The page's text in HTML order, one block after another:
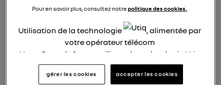
Consommation carburant
voiture hybride
Ghislaine53
12:50
Bonjour
Pour en savoir plus, consultez notrepolitique des cookies.
Utilisation de la technologie
, alimentée par
votre opérateur télécom
Nous, Renault Group, utilisons la technologie Utiq
pour nos activités digitales (telles que décrites
dans cette notice de consentement) et liées à
gérer les cookies accepter les cookies